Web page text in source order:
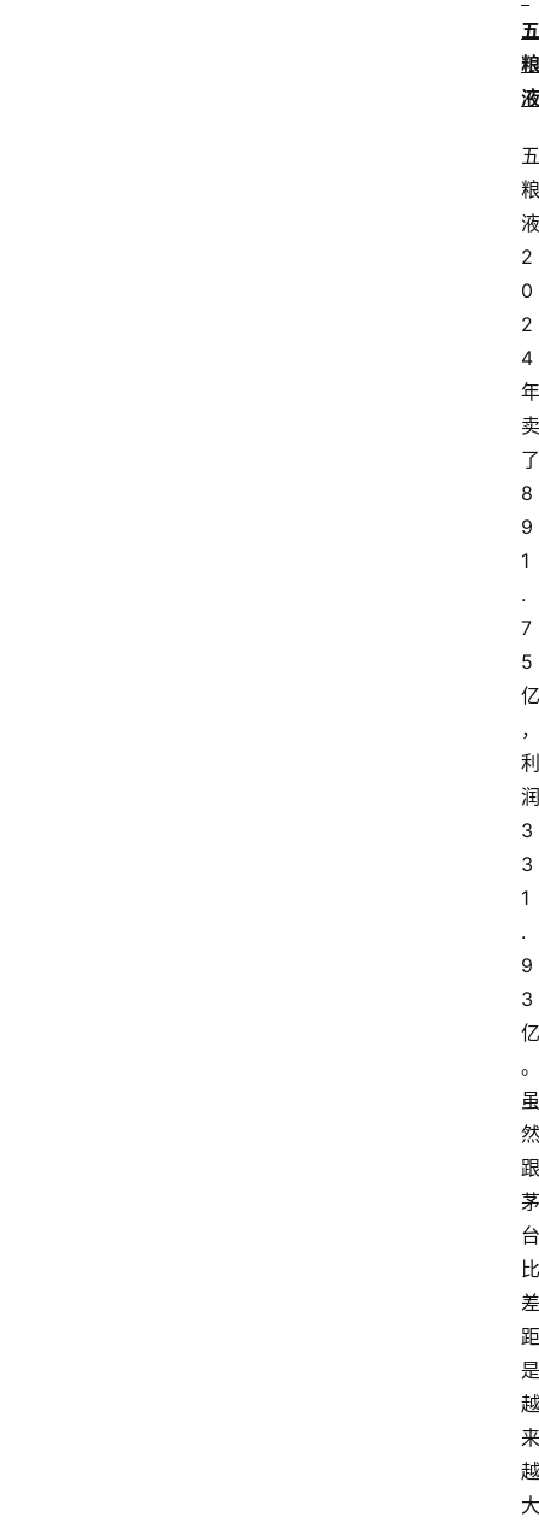
五
粮
液
五
粮
液
2
0
2
4
年
卖
了
8
9
1
.
7
5
亿
，
利
润
3
3
1
.
9
3
亿
。
虽
然
跟
茅
台
比
差
距
是
越
来
越
大